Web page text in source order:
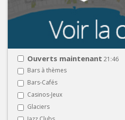
Ouverts maintenant 21:46
Bars à thèmes
Bars-Cafés
Casinos-Jeux
Glaciers